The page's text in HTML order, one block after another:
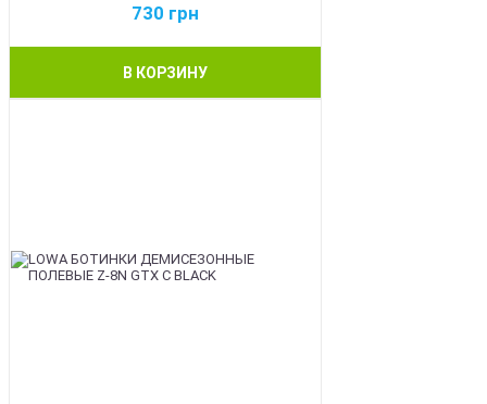
730 грн
В КОРЗИНУ